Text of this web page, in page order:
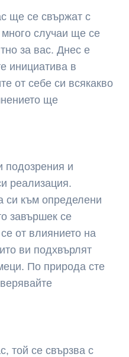
ще се свържат с
много случаи ще се
за вас. Днес е
инициатива в
от себе си всякакво
ще
подозрения и
реализация.
си към определени
завършек се
от влиянието на
ви подхвърлят
По природа сте
той се свързва с